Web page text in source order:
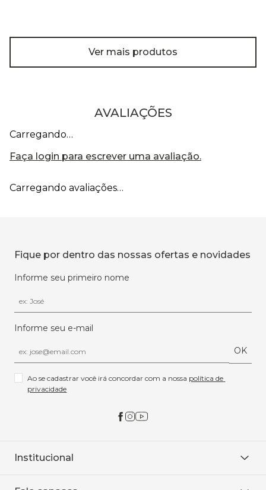
Ver mais produtos
AVALIAÇÕES
Carregando…
Faça login para escrever uma avaliação.
Carregando avaliações…
Fique por dentro das nossas ofertas e novidades
Informe seu primeiro nome
Informe seu e-mail
OK
Ao se cadastrar você irá concordar com a nossa política de
privacidade
Institucional